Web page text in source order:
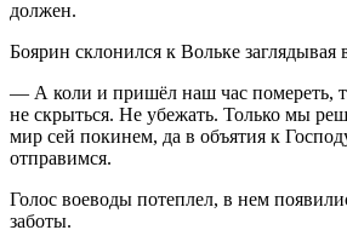
должен.
Боярин склонился к Вольке заглядывая
— А коли и пришёл наш час помереть,
не скрыться. Не убежать. Только мы
мир сей покинем, да в объятия к
отправимся.
Голос воеводы потеплел, в нем
заботы.